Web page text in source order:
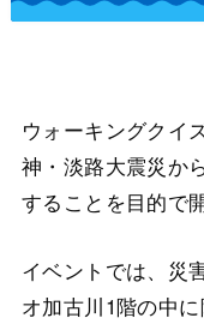
ウォーキングクイ
神・淡路大震災か
することを目的で
イベントでは、災
オ加古川1階の中